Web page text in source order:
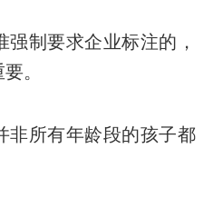
制要求企业标注的，
。
非所有年龄段的孩子都